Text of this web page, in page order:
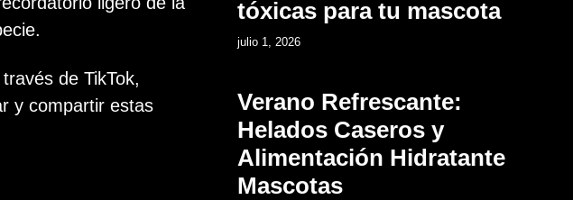
de TikTok,
y compartir estas
tóxicas para tu mascota
julio 1, 2026
Verano Refrescante:
Helados Caseros y
Alimentación Hidratante
Mascotas